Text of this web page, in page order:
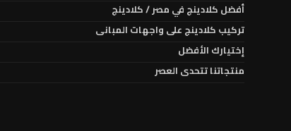
أفضل كلادينج في مصر / كلادينج
تركيب كلادينج على واجهات المبانى
إختيارك الأفضل
منتجاتنا تتحدى العصر